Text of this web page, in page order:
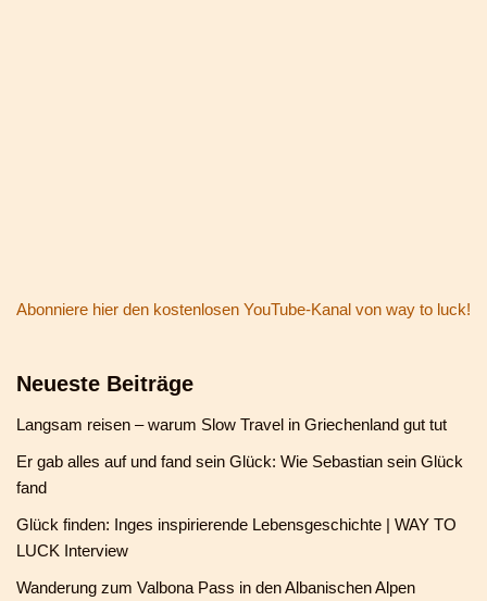
Abonniere hier den kostenlosen YouTube-Kanal von way to luck!
Neueste Beiträge
Langsam reisen – warum Slow Travel in Griechenland gut tut
Er gab alles auf und fand sein Glück: Wie Sebastian sein Glück
fand
Glück finden: Inges inspirierende Lebensgeschichte | WAY TO
LUCK Interview
Wanderung zum Valbona Pass in den Albanischen Alpen